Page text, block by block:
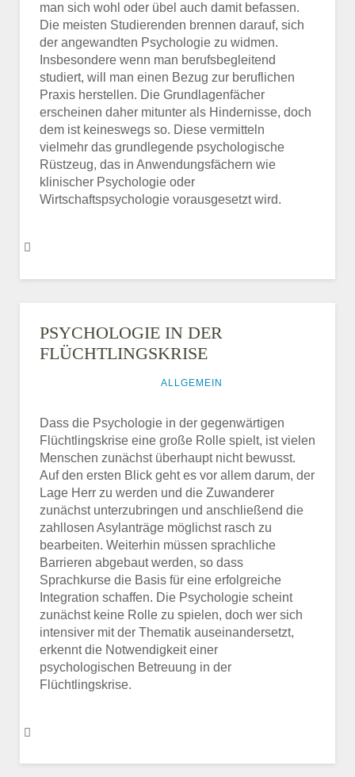
man sich wohl oder übel auch damit befassen.
Die meisten Studierenden brennen darauf, sich
der angewandten Psychologie zu widmen.
Insbesondere wenn man berufsbegleitend
studiert, will man einen Bezug zur beruflichen
Praxis herstellen. Die Grundlagenfächer
erscheinen daher mitunter als Hindernisse, doch
dem ist keineswegs so. Diese vermitteln
vielmehr das grundlegende psychologische
Rüstzeug, das in Anwendungsfächern wie
klinischer Psychologie oder
Wirtschaftspsychologie vorausgesetzt wird.
PSYCHOLOGIE IN DER
FLÜCHTLINGSKRISE
ALLGEMEIN
Dass die Psychologie in der gegenwärtigen
Flüchtlingskrise eine große Rolle spielt, ist vielen
Menschen zunächst überhaupt nicht bewusst.
Auf den ersten Blick geht es vor allem darum, der
Lage Herr zu werden und die Zuwanderer
zunächst unterzubringen und anschließend die
zahllosen Asylanträge möglichst rasch zu
bearbeiten. Weiterhin müssen sprachliche
Barrieren abgebaut werden, so dass
Sprachkurse die Basis für eine erfolgreiche
Integration schaffen. Die Psychologie scheint
zunächst keine Rolle zu spielen, doch wer sich
intensiver mit der Thematik auseinandersetzt,
erkennt die Notwendigkeit einer
psychologischen Betreuung in der
Flüchtlingskrise.